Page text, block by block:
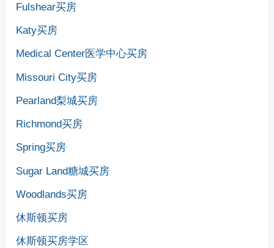
Fulshear买房
Katy买房
Medical Center医学中心买房
Missouri City买房
Pearland梨城买房
Richmond买房
Spring买房
Sugar Land糖城买房
Woodlands买房
休斯顿买房
休斯顿买房学区